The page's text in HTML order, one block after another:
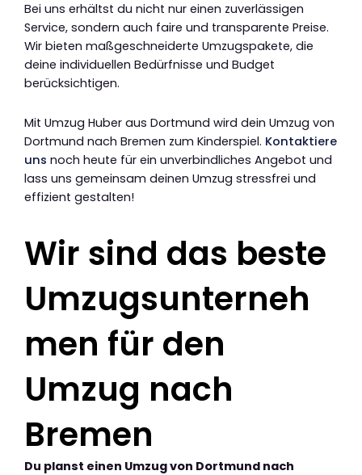
Bei uns erhältst du nicht nur einen zuverlässigen
Service, sondern auch faire und transparente Preise.
Wir bieten maßgeschneiderte Umzugspakete, die
deine individuellen Bedürfnisse und Budget
berücksichtigen.
Mit Umzug Huber aus Dortmund wird dein Umzug von
Dortmund nach Bremen zum Kinderspiel. Kontaktiere
uns noch heute für ein unverbindliches Angebot und
lass uns gemeinsam deinen Umzug stressfrei und
effizient gestalten!
Wir sind das beste
Umzugsunterneh
men für den
Umzug nach
Bremen
Du planst einen Umzug von Dortmund nach